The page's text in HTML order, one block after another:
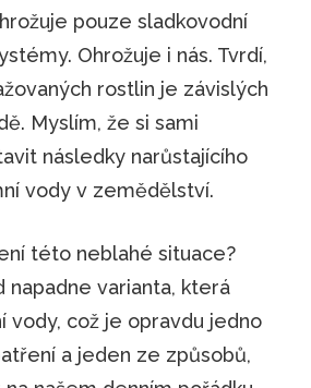
pouze sladkovodní
Ohrožuje i nás. Tvrdí,
rostlin je závislých
Myslím, že si sami
následky narůstajícího
vody v zemědělství.
této neblahé situace?
napadne varianta, která
vody, což je opravdu jedno
a jeden ze způsobů,